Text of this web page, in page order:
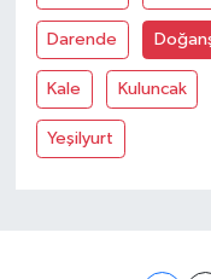
Darende
Kale Kuluncak
Yeşilyurt